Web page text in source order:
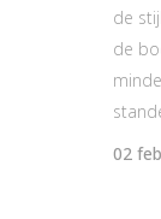
de
de
02